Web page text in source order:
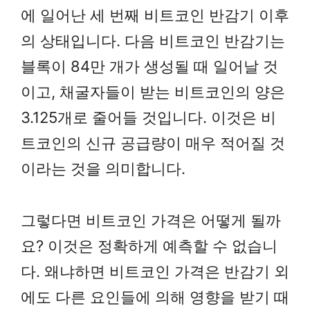
에 일어난 세 번째 비트코인 반감기 이후
의 상태입니다. 다음 비트코인 반감기는
블록이 84만 개가 생성될 때 일어날 것
이고, 채굴자들이 받는 비트코인의 양은
3.125개로 줄어들 것입니다. 이것은 비
트코인의 신규 공급량이 매우 적어질 것
이라는 것을 의미합니다.
그렇다면 비트코인 가격은 어떻게 될까
요? 이것은 정확하게 예측할 수 없습니
다. 왜냐하면 비트코인 가격은 반감기 외
에도 다른 요인들에 의해 영향을 받기 때